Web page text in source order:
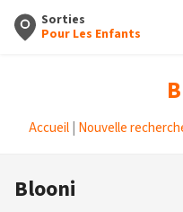
Sorties
Pour Les Enfants
Accueil Nouvelle
Blooni